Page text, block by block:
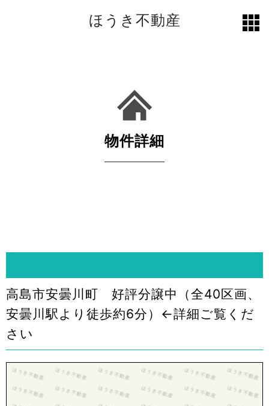
ほうき不動産
物件詳細
高島市安曇川町 好評分譲中（全40区画、
安曇川駅より徒歩約6分）←詳細ご覧くだ
さい